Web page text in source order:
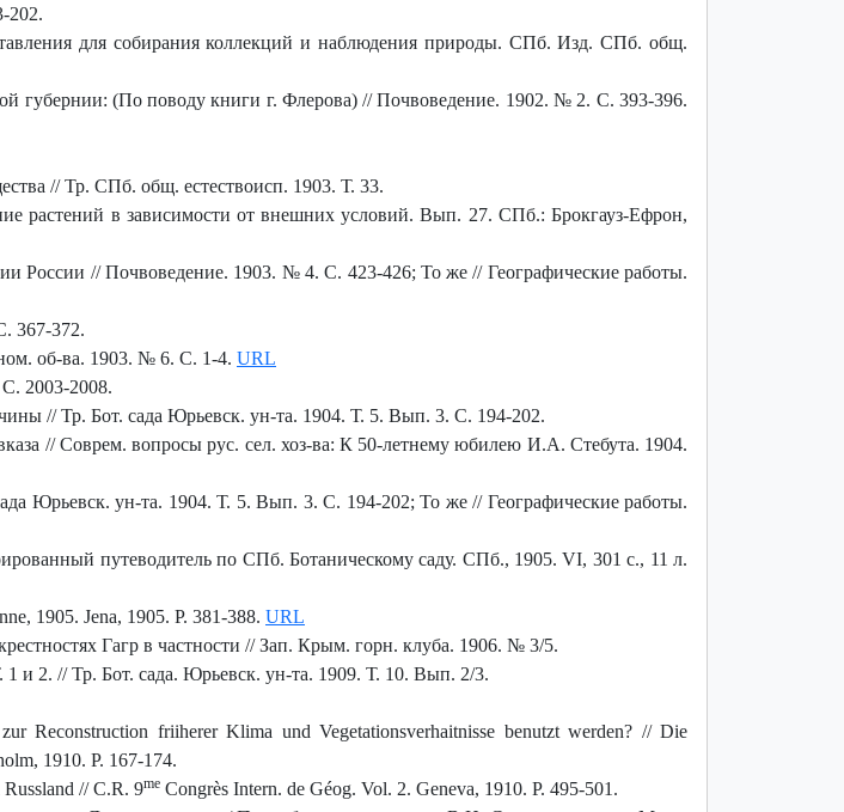
202.
для собирания коллекций и наблюдения природы. СПб. Изд. СПб. общ.
губернии: (По поводу книги г. Флерова) // Почвоведение. 1902. № 2. С. 393-396.
// Тр. СПб. общ. естествоисп. 1903. Т. 33.
растений в зависимости от внешних условий. Вып. 27. СПб.: Брокгауз-Ефрон,
России // Почвоведение. 1903. № 4. С. 423-426; То же // Географические работы.
367-372.
об-ва. 1903. № 6. С. 1-4. URL
2003-2008.
// Тр. Бот. сада Юрьевск. ун-та. 1904. Т. 5. Вып. 3. С. 194-202.
// Соврем. вопросы рус. сел. хоз-ва: К 50-летнему юбилею И.А. Стебута. 1904.
Юрьевск. ун-та. 1904. Т. 5. Вып. 3. С. 194-202; То же // Географические работы.
путеводитель по СПб. Ботаническому саду. СПб., 1905. VI, 301 с., 11 л.
1905. Jena, 1905. P. 381-388. URL
Гагр в частности // Зап. Крым. горн. клуба. 1906. № 3/5.
и 2. // Тр. Бот. сада. Юрьевск. ун-та. 1909. Т. 10. Вып. 2/3.
Reconstruction friiherer Klima und Vegetationsverhaitnisse benutzt werden? // Die
1910. P. 167-174.
// C.R. 9me Congrès Intern. de Géog. Vol. 2. Geneva, 1910. P. 495-501.